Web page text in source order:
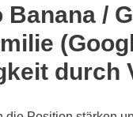
Banana /
durch